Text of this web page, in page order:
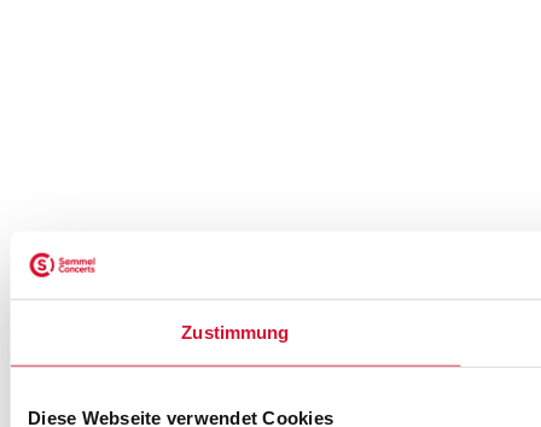
Zustimmung
Diese Webseite verwendet Cookies